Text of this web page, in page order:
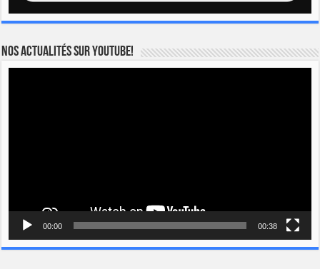
Nos actualités sur YOUTUBE!
00:00 00:38